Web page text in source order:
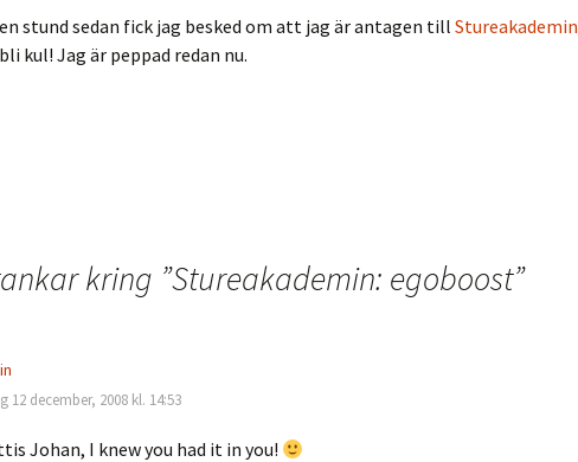
stund sedan fick jag besked om att jag är antagen till Stureakademin
kul! Jag är peppad redan nu.
kring ”Stureakademin: egoboost”
12 december, 2008 kl. 14:53
Johan, I knew you had it in you!